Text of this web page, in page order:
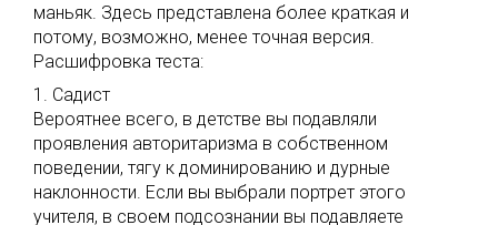
маньяк. Здесь представлена более краткая и
потому, возможно, менее точная версия.
Расшифровка теста:
1. Садист
Вероятнее всего, в детстве вы подавляли
проявления авторитаризма в собственном
поведении, тягу к доминированию и дурные
наклонности. Если вы выбрали портрет этого
учителя, в своем подсознании вы подавляете